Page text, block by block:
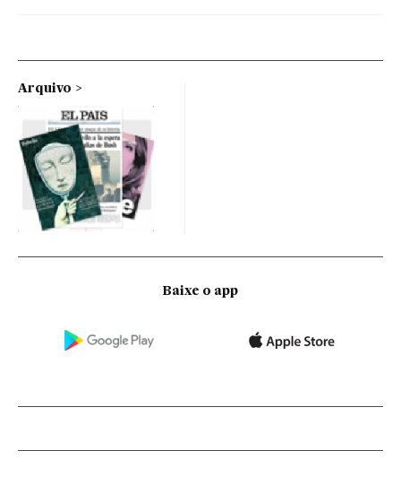
Arquivo
Baixe o app